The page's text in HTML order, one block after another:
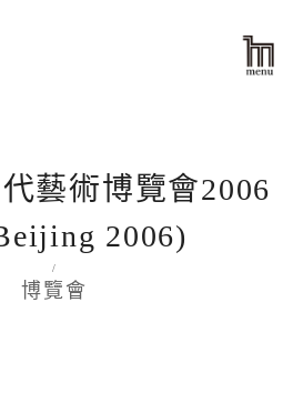
藝術博覽會2006
2006)
/
博覽會